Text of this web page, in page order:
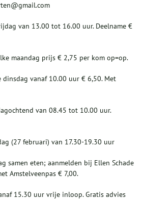
van 13.00 tot 16.00 uur. Deelname €
maandag prijs € 2,75 per kom op=op.
dinsdag vanaf 10.00 uur € 6,50. Met
van 08.45 tot 10.00 uur.
(27 februari) van 17.30-19.30 uur
samen eten; aanmelden bij Ellen Schade
Amstelveenpas € 7,00.
15.30 uur vrije inloop. Gratis advies